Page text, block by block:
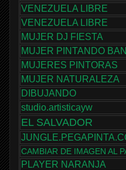
VENEZUELA LIBRE
VENEZUELA LIBRE
MUJER DJ FIESTA
MUJER PINTANDO
MUJERES PINTORAS
MUJER NATURALEZA
DIBUJANDO
studio.artisticayw
EL SALVADOR
CAMBIAR DE IMAGEN AL
PLAYER NARANJA